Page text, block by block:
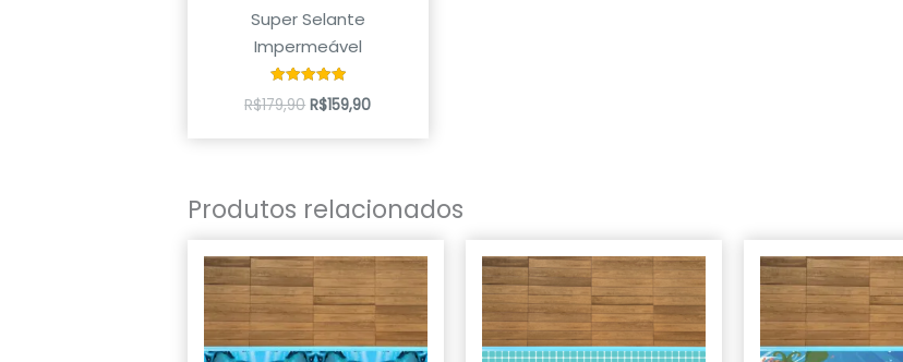
Super Selante
Impermeável
Avaliação
5.00
R$179,90 R$159,90
Produtos relacionados